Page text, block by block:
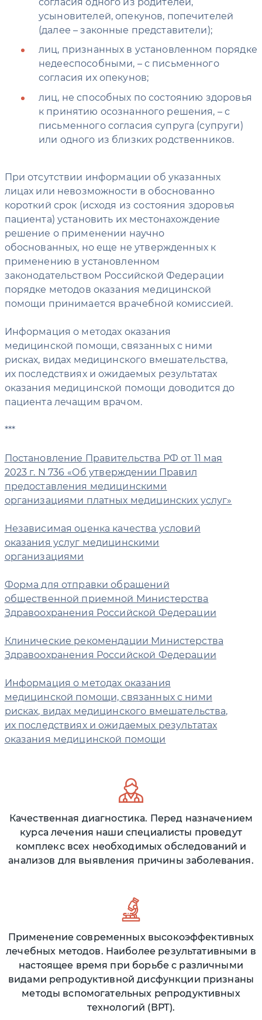
усыновителей, опекунов, попечителей
(далее – законные представители);
лиц, признанных в установленном порядке
недееспособными, – с письменного
согласия их опекунов;
лиц, не способных по состоянию здоровья
к принятию осознанного решения, – с
письменного согласия супруга (супруги)
или одного из близких родственников.
При отсутствии информации об указанных
лицах или невозможности в обоснованно
короткий срок (исходя из состояния здоровья
пациента) установить их местонахождение
решение о применении научно
обоснованных, но еще не утвержденных к
применению в установленном
законодательством Российской Федерации
порядке методов оказания медицинской
помощи принимается врачебной комиссией.
Информация о методах оказания
медицинской помощи, связанных с ними
рисках, видах медицинского вмешательства,
их последствиях и ожидаемых результатах
оказания медицинской помощи доводится до
пациента лечащим врачом.
***
Постановление Правительства РФ от 11 мая
2023 г. N 736 «Об утверждении Правил
предоставления медицинскими
организациями платных медицинских услуг»
Независимая оценка качества условий
оказания услуг медицинскими
организациями
Форма для отправки обращений
общественной приемной Министерства
Здравоохранения Российской Федерации
Клинические рекомендации Министерства
Здравоохранения Российской Федерации
Информация о методах оказания
медицинской помощи, связанных с ними
рисках, видах медицинского вмешательства,
их последствиях и ожидаемых результатах
оказания медицинской помощи
Качественная диагностика. Перед назначением
курса лечения наши специалисты проведут
комплекс всех необходимых обследований и
анализов для выявления причины заболевания.
Применение современных высокоэффективных
лечебных методов. Наиболее результативными в
настоящее время при борьбе с различными
видами репродуктивной дисфункции признаны
методы вспомогательных репродуктивных
технологий (ВРТ).